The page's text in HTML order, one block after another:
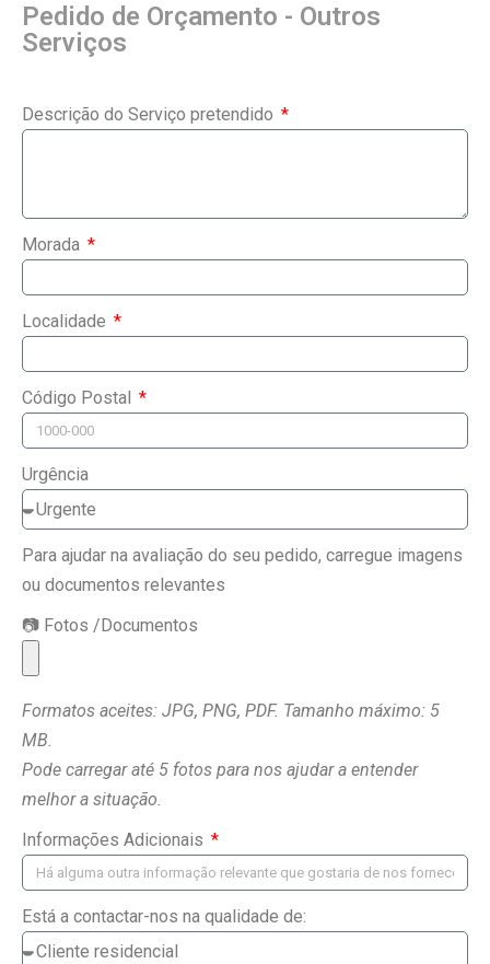
Pedido de Orçamento - Outros
Serviços
Descrição do Serviço pretendido
Morada
Localidade
Código Postal
Urgência
Para ajudar na avaliação do seu pedido, carregue imagens
ou documentos relevantes
📷 Fotos /Documentos
Formatos aceites: JPG, PNG, PDF. Tamanho máximo: 5
MB.
Pode carregar até 5 fotos para nos ajudar a entender
melhor a situação.
Informações Adicionais
Está a contactar-nos na qualidade de: